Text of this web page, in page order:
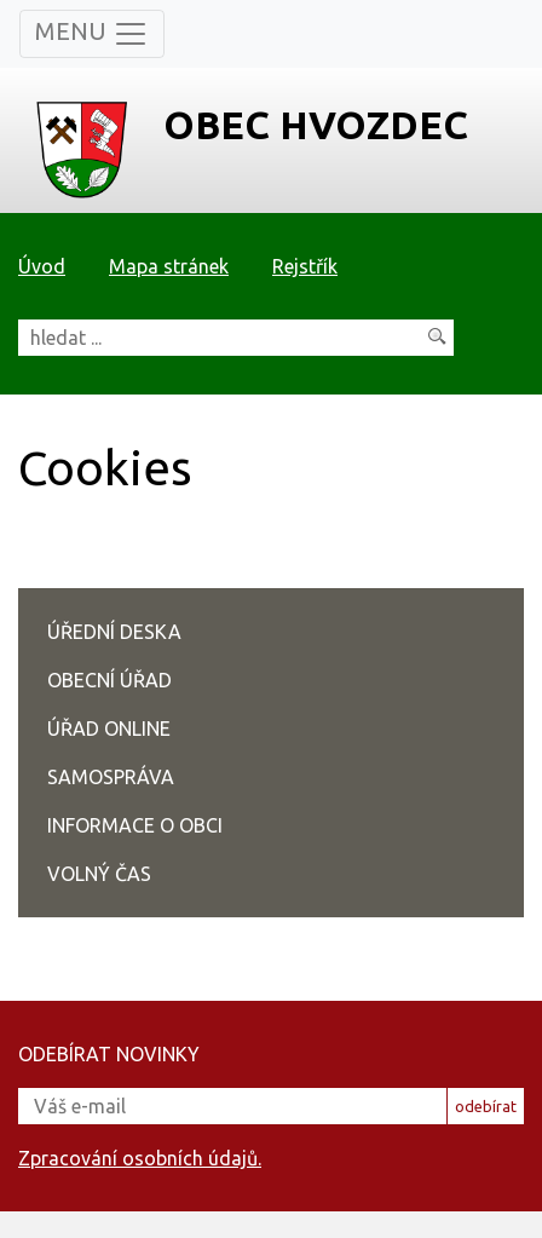
MENU
OBEC HVOZDEC
Úvod Mapa stránek Rejstřík
Cookies
ÚŘEDNÍ DESKA
OBECNÍ ÚŘAD
ÚŘAD ONLINE
SAMOSPRÁVA
INFORMACE O OBCI
VOLNÝ ČAS
ODEBÍRAT NOVINKY
odebírat
Zpracování osobních údajů.